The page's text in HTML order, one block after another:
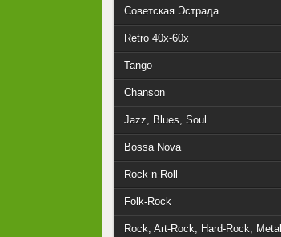
Советская Эстрада
Retro 40x-60x
Tango
Chanson
Jazz, Blues, Soul
Bossa Nova
Rock-n-Roll
Folk-Rock
Rock, Art-Rock, Hard-Rock, Metal